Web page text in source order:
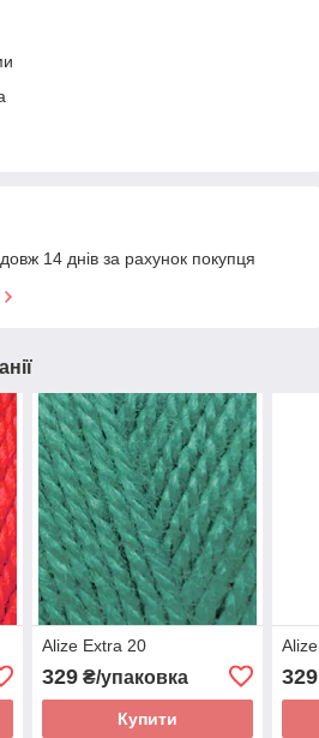
14 днів за рахунок покупця
Alize Extra 20
329₴/упаковка
Купити
329